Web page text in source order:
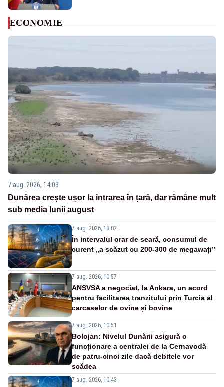
ECONOMIE
7 aug. 2026, 14:03
Dunărea crește ușor la intrarea în țară, dar rămâne mult
sub media lunii august
7 aug. 2026, 13:02
În intervalul orar de seară, consumul de
curent „a scăzut cu 200-300 de megawați”
7 aug. 2026, 10:57
ANSVSA a negociat, la Ankara, un acord
pentru facilitarea tranzitului prin Turcia al
carcaselor de ovine și bovine
7 aug. 2026, 10:51
Bolojan: Nivelul Dunării asigură o
funcționare a centralei de la Cernavodă
de patru-cinci zile dacă debitele vor
scădea
7 aug. 2026, 10:43